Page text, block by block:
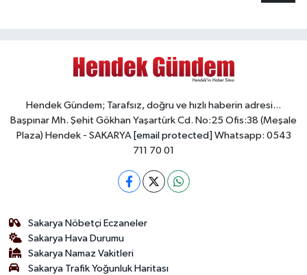
Hendek Gündem; Tarafsız, doğru ve hızlı haberin adresi...
Başpınar Mh. Şehit Gökhan Yaşartürk Cd. No:25 Ofis:38 (Meşale
Plaza) Hendek - SAKARYA [email protected] Whatsapp: 0543
711 70 01
Sakarya Nöbetçi Eczaneler
Sakarya Hava Durumu
Sakarya Namaz Vakitleri
Sakarya Trafik Yoğunluk Haritası